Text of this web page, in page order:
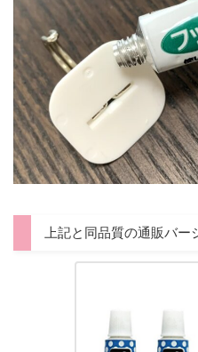
上記と同品質の通販バー